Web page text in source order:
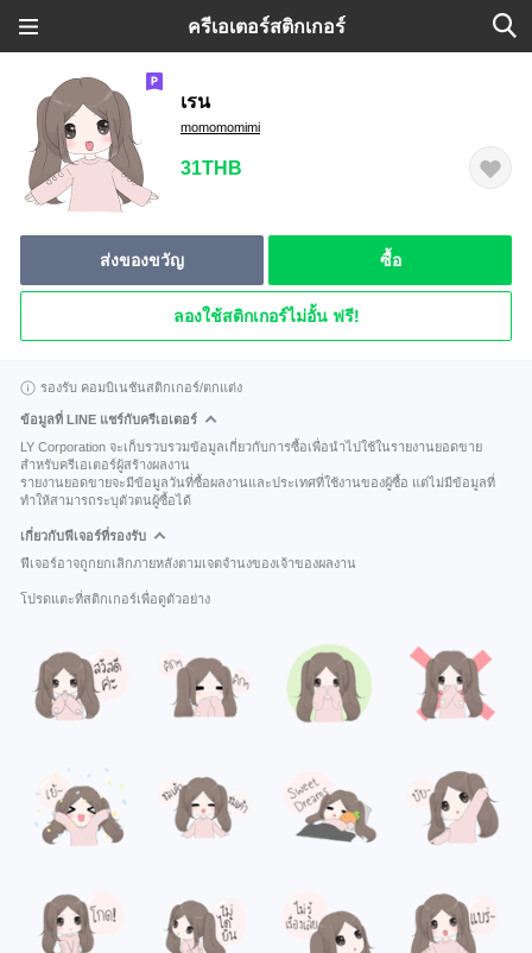
ครีเอเตอร์สติกเกอร์
เรน
momomomimi
31THB
ส่งของขวัญ ซื้อ
ลองใช้สติกเกอร์ไม่อั้น ฟรี!
รองรับ คอมบิเนชันสติกเกอร์/ตกแต่ง
ข้อมูลที่ LINE แชร์กับครีเอเตอร์
LY Corporation จะเก็บรวบรวมข้อมูลเกี่ยวกับการซื้อเพื่อนำไปใช้ในรายงานยอดขาย
สำหรับครีเอเตอร์ผู้สร้างผลงาน
รายงานยอดขายจะมีข้อมูลวันที่ซื้อผลงานและประเทศที่ใช้งานของผู้ซื้อ แต่ไม่มีข้อมูลที่
ทำให้สามารถระบุตัวตนผู้ซื้อได้
เกี่ยวกับฟีเจอร์ที่รองรับ
ฟีเจอร์อาจถูกยกเลิกภายหลังตามเจตจำนงของเจ้าของผลงาน
โปรดแตะที่สติกเกอร์เพื่อดูตัวอย่าง